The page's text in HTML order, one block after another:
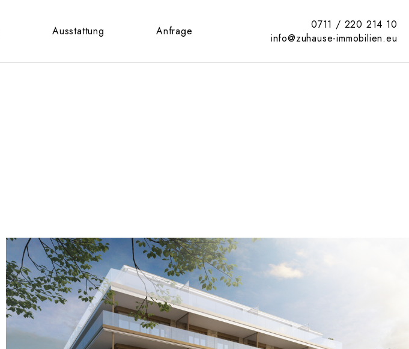
Ausstattung Anfrage
0711 / 220 214 10
info@zuhause-immobilien.eu